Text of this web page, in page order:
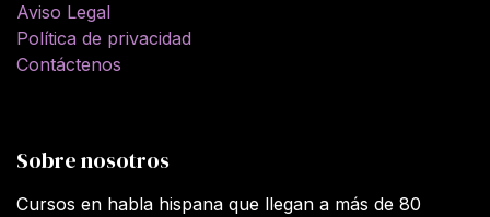
Aviso Legal
Política de privacidad
Contáctenos
Sobre nosotros
Cursos en habla hispana que llegan a más de 80